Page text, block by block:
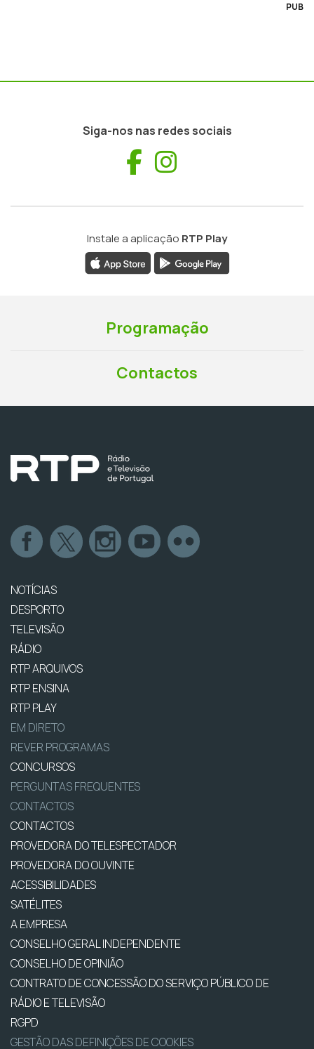
PUB
Siga-nos nas redes sociais
Facebook
Instale a aplicação RTP Play
Programação
Contactos
NOTÍCIAS
DESPORTO
TELEVISÃO
RÁDIO
RTP ARQUIVOS
RTP ENSINA
RTP PLAY
EM DIRETO
REVER PROGRAMAS
CONCURSOS
PERGUNTAS FREQUENTES
CONTACTOS
CONTACTOS
PROVEDORA DO TELESPECTADOR
PROVEDORA DO OUVINTE
ACESSIBILIDADES
SATÉLITES
A EMPRESA
CONSELHO GERAL INDEPENDENTE
CONSELHO DE OPINIÃO
CONTRATO DE CONCESSÃO DO SERVIÇO PÚBLICO DE
RÁDIO E TELEVISÃO
RGPD
GESTÃO DAS DEFINIÇÕES DE COOKIES